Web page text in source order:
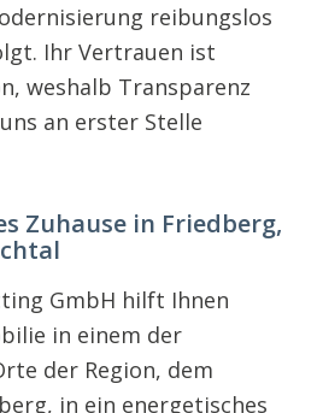
reibungslos
Ihr Vertrauen ist
weshalb Transparenz
an erster Stelle
Zuhause in Friedberg,
GmbH hilft Ihnen
in einem der
der Region, dem
in ein energetisches